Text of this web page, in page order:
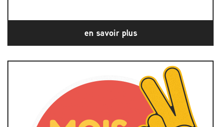
en savoir plus